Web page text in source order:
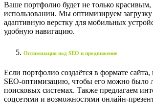
Ваше портфолио будет не только
использовании. Мы оптимизируем
адаптивную верстку для мобильных
удобную навигацию.
Оптимизация под SEO и продвижение
Если портфолио создаётся в формате
SEO-оптимизацию, чтобы его можно было
поисковых системах. Также предлагаем
соцсетями и возможностями онлайн-